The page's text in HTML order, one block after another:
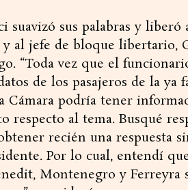
suavizó sus palabras y liberó
al jefe de bloque libertario,
“Toda vez que el
de los pasajeros de la ya
Cámara podría tener
respecto al tema. Busqué
recién una respuesta
Por lo cual, entendí
Montenegro y Ferreyra